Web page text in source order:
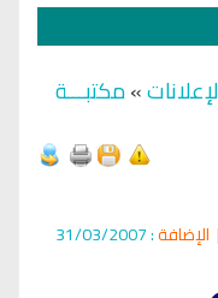
»مكتبـــة
| الإضافة: 31/03/2007